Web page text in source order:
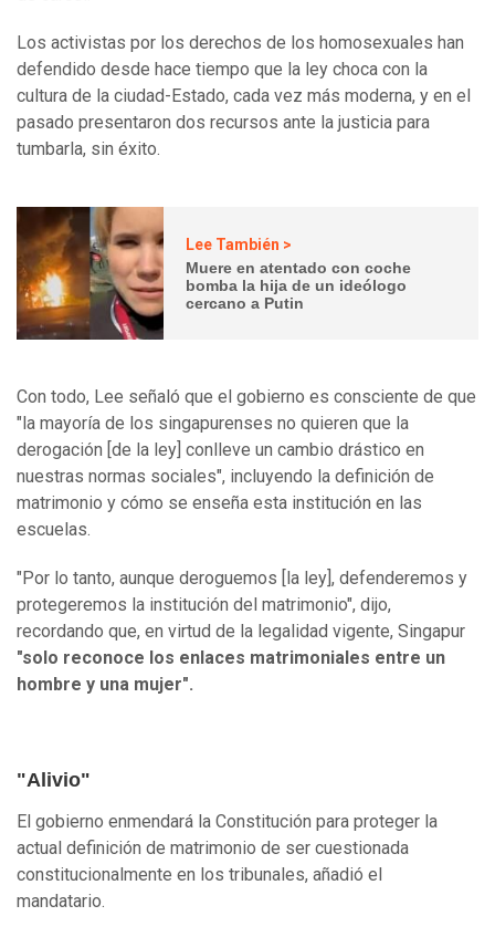
Los activistas por los derechos de los homosexuales han
defendido desde hace tiempo que la ley choca con la
cultura de la ciudad-Estado, cada vez más moderna, y en el
pasado presentaron dos recursos ante la justicia para
tumbarla, sin éxito.
Lee También >
Muere en atentado con coche
bomba la hija de un ideólogo
cercano a Putin
Con todo, Lee señaló que el gobierno es consciente de que
"la mayoría de los singapurenses no quieren que la
derogación [de la ley] conlleve un cambio drástico en
nuestras normas sociales", incluyendo la definición de
matrimonio y cómo se enseña esta institución en las
escuelas.
"Por lo tanto, aunque deroguemos [la ley], defenderemos y
protegeremos la institución del matrimonio", dijo,
recordando que, en virtud de la legalidad vigente, Singapur
"solo reconoce los enlaces matrimoniales entre un
hombre y una mujer".
"Alivio"
El gobierno enmendará la Constitución para proteger la
actual definición de matrimonio de ser cuestionada
constitucionalmente en los tribunales, añadió el
mandatario.